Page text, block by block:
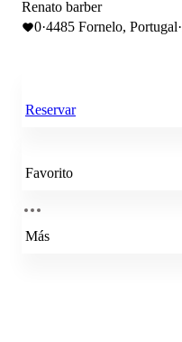
Renato barber
0·4485 Fornelo, Portugal·
Reservar
Favorito
Más